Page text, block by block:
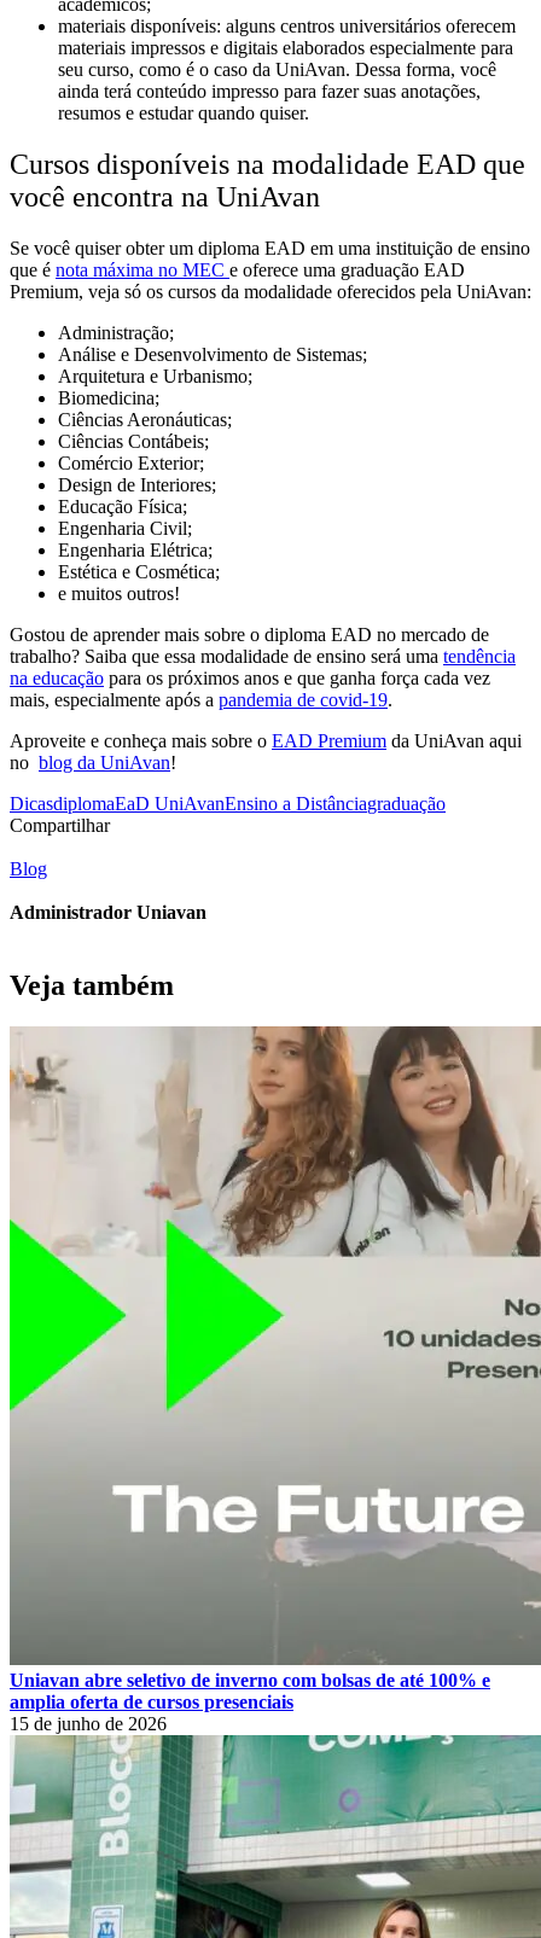
acadêmicos;
materiais disponíveis: alguns centros universitários oferecem
materiais impressos e digitais elaborados especialmente para
seu curso, como é o caso da UniAvan. Dessa forma, você
ainda terá conteúdo impresso para fazer suas anotações,
resumos e estudar quando quiser.
Cursos disponíveis na modalidade EAD que
você encontra na UniAvan
Se você quiser obter um diploma EAD em uma instituição de ensino
que é nota máxima no MEC e oferece uma graduação EAD
Premium, veja só os cursos da modalidade oferecidos pela UniAvan:
Administração;
Análise e Desenvolvimento de Sistemas;
Arquitetura e Urbanismo;
Biomedicina;
Ciências Aeronáuticas;
Ciências Contábeis;
Comércio Exterior;
Design de Interiores;
Educação Física;
Engenharia Civil;
Engenharia Elétrica;
Estética e Cosmética;
e muitos outros!
Gostou de aprender mais sobre o diploma EAD no mercado de
trabalho? Saiba que essa modalidade de ensino será uma tendência
na educação para os próximos anos e que ganha força cada vez
mais, especialmente após a pandemia de covid-19.
Aproveite e conheça mais sobre o EAD Premium da UniAvan aqui
no blog da UniAvan!
DicasdiplomaEaD UniAvanEnsino a Distânciagraduação
Compartilhar
Blog
Administrador Uniavan
Veja também
Uniavan abre seletivo de inverno com bolsas de até 100% e
amplia oferta de cursos presenciais
15 de junho de 2026